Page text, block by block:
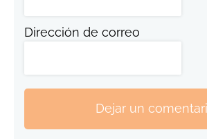
Dirección de correo
Dejar un